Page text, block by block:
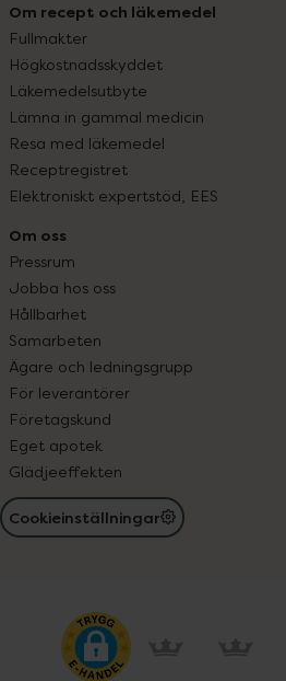
Om recept och läkemedel
Fullmakter
Högkostnadsskyddet
Läkemedelsutbyte
Lämna in gammal medicin
Resa med läkemedel
Receptregistret
Elektroniskt expertstöd, EES
Om oss
Pressrum
Jobba hos oss
Hållbarhet
Samarbeten
Ägare och ledningsgrupp
För leverantörer
Företagskund
Eget apotek
Glädjeeffekten
Cookieinställningar